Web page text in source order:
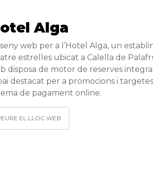
Alga
web per a l’Hotel Alga, un
estrelles ubicat a Calella de
disposa de motor de reserves
destacat per a promocions i
de pagament online.
EL LLOC WEB